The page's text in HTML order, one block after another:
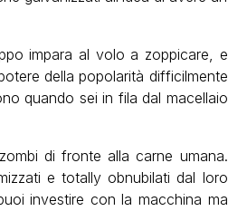
impara al volo a zoppicare, e
della popolarità difficilmente
quando sei in fila dal macellaio
di fronte alla carne umana.
e totally obnubilati dal loro
investire con la macchina ma